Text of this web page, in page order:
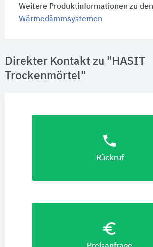
Weitere Produktinformationen zu den
Wärmedämmsystemen
Direkter Kontakt zu "HASIT
Trockenmörtel"
phone
Rückruf
euro_symbol